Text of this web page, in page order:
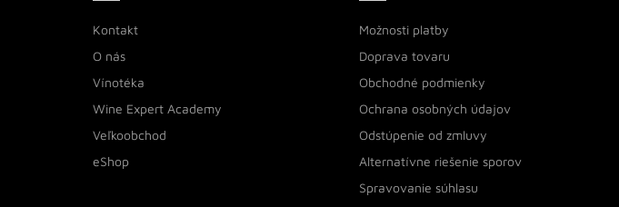
Kontakt
O nás
Vínotéka
Wine Expert Academy
Veľkoobchod
eShop
Možnosti platby
Doprava tovaru
Obchodné podmienky
Ochrana osobných údajov
Odstúpenie od zmluvy
Alternatívne riešenie sporov
Spravovanie súhlasu